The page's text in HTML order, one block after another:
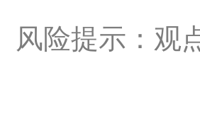
风险提示：观